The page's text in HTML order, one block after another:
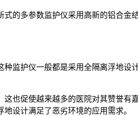
的多参数监护仪采用高新的铝合
监护仪一般都是采用全隔离浮地
也促使越来越多的医院对其赞誉
设计满足了恶劣环境的应用需求。